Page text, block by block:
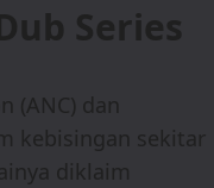
Series
(ANC) dan
kebisingan sekitar
diklaim